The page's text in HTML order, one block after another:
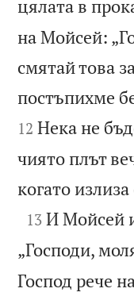
цялата в
на Мойсей:
смятай това
постъпихме
12 Нека не
чиято плът
когато

13 И Мойсей
„Господи,
Господ рече